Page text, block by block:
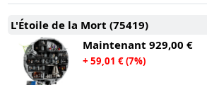
L'Étoile de la Mort (75419)
Maintenant 929,00 €
+ 59,01 € (7%)